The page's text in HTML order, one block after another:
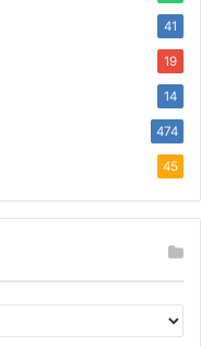
41
19
14
474
45